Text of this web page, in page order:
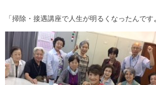
「掃除・接遇講座で人生が明るくなったんです